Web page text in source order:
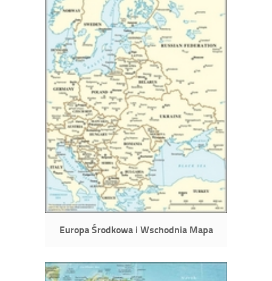
Europa Środkowa i Wschodnia Mapa